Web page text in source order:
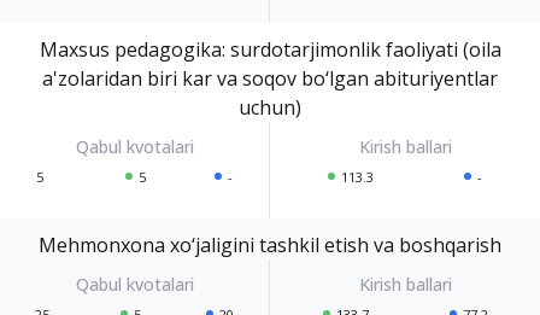
Maxsus pedagogika: surdotarjimonlik faoliyati (oila
a'zolaridan biri kar va soqov bo‘lgan abituriyentlar
uchun)
5 5 - 113.3 -
Mehmonxona xo‘jaligini tashkil etish va boshqarish